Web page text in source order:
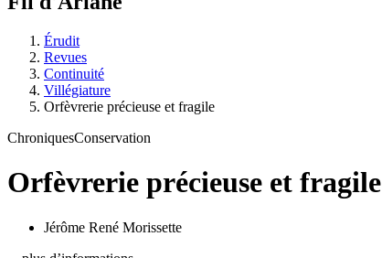
Érudit
Revues
Continuité
Villégiature
Orfèvrerie précieuse et fragile
ChroniquesConservation
Orfèvrerie précieuse et fragile
Jérôme René Morissette